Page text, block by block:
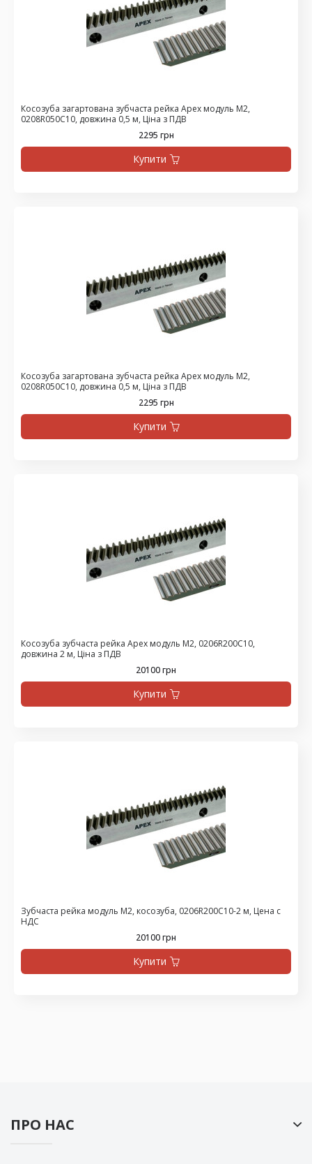
Косозуба загартована зубчаста рейка Apex модуль М2,
0208R050C10, довжина 0,5 м, Ціна з ПДВ
2295 грн
Купити
Косозуба загартована зубчаста рейка Apex модуль М2,
0208R050C10, довжина 0,5 м, Ціна з ПДВ
2295 грн
Купити
Косозуба зубчаста рейка Apex модуль М2, 0206R200C10,
довжина 2 м, Ціна з ПДВ
20100 грн
Купити
Зубчаста рейка модуль М2, косозуба, 0206R200C10-2 м, Цена с
НДС
20100 грн
Купити
ПРО НАС